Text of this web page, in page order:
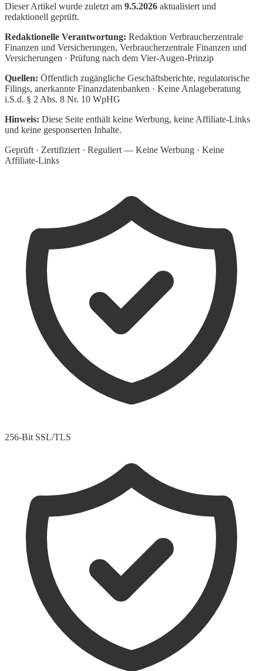
Dieser Artikel wurde zuletzt am 9.5.2026 aktualisiert und
redaktionell geprüft.
Redaktionelle Verantwortung: Redaktion Verbraucherzentrale
Finanzen und Versicherungen, Verbraucherzentrale Finanzen und
Versicherungen · Prüfung nach dem Vier-Augen-Prinzip
Quellen: Öffentlich zugängliche Geschäftsberichte, regulatorische
Filings, anerkannte Finanzdatenbanken · Keine Anlageberatung
i.S.d. § 2 Abs. 8 Nr. 10 WpHG
Hinweis: Diese Seite enthält keine Werbung, keine Affiliate-Links
und keine gesponserten Inhalte.
Geprüft · Zertifiziert · Reguliert — Keine Werbung · Keine
Affiliate-Links
256-Bit SSL/TLS